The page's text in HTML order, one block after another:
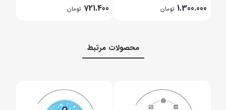
1.300.000 تومان 721.400 تومان
محصولات مرتبط